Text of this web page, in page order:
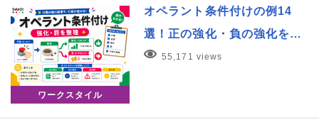
ワークスタイル
オペラント条件付けの例14
選！正の強化・負の強化を…
55,171 views